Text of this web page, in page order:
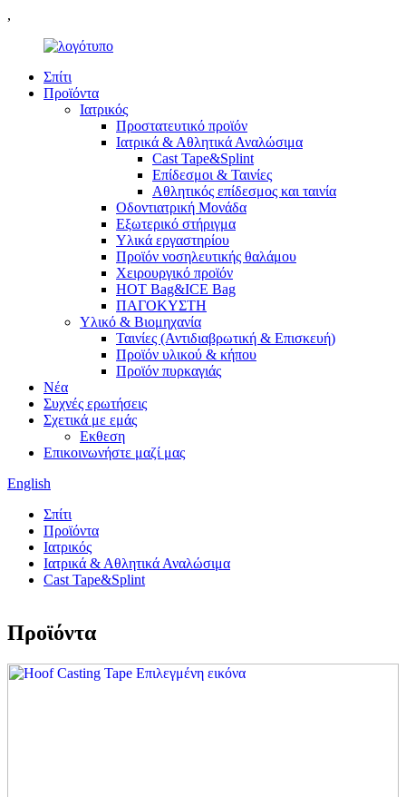
,
Σπίτι
Προϊόντα
Ιατρικός
Προστατευτικό προϊόν
Ιατρικά & Αθλητικά Αναλώσιμα
Cast Tape&Splint
Επίδεσμοι & Ταινίες
Αθλητικός επίδεσμος και ταινία
Οδοντιατρική Μονάδα
Εξωτερικό στήριγμα
Υλικά εργαστηρίου
Προϊόν νοσηλευτικής θαλάμου
Χειρουργικό προϊόν
HOT Bag&ICE Bag
ΠΑΓΟΚΥΣΤΗ
Υλικό & Βιομηχανία
Ταινίες (Αντιδιαβρωτική & Επισκευή)
Προϊόν υλικού & κήπου
Προϊόν πυρκαγιάς
Νέα
Συχνές ερωτήσεις
Σχετικά με εμάς
Εκθεση
Επικοινωνήστε μαζί μας
English
Σπίτι
Προϊόντα
Ιατρικός
Ιατρικά & Αθλητικά Αναλώσιμα
Cast Tape&Splint
Προϊόντα